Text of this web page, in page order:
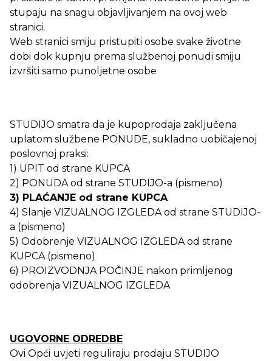
stupaju na snagu objavljivanjem na ovoj web
stranici.
Web stranici smiju pristupiti osobe svake životne
dobi dok kupnju prema službenoj ponudi smiju
izvršiti samo punoljetne osobe
STUDIJO smatra da je kupoprodaja zaključena
uplatom službene PONUDE, sukladno uobičajenoj
poslovnoj praksi:
1) UPIT od strane KUPCA
2) PONUDA od strane STUDIJO-a (pismeno)
3) PLAĆANJE od strane KUPCA
4) Slanje VIZUALNOG IZGLEDA od strane STUDIJO-
a (pismeno)
5) Odobrenje VIZUALNOG IZGLEDA od strane
KUPCA (pismeno)
6) PROIZVODNJA POČINJE nakon primljenog
odobrenja VIZUALNOG IZGLEDA
UGOVORNE ODREDBE
Ovi Opći uvjeti reguliraju prodaju STUDIJO